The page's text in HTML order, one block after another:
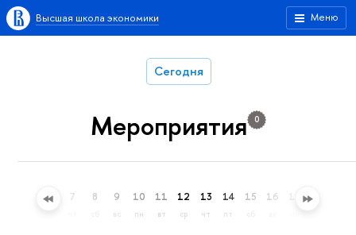
Меню
Высшая школа экономики
Сегодня
Мероприятия 0
6 7 8 9
вс
10
пн
11
вт
12
ср
13
чт
14
пт
15 16 18